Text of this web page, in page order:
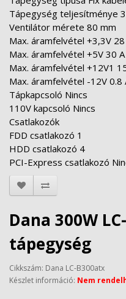
Tápegység teljesítménye
Ventilátor mérete 80 mm
Max. áramfelvétel +3,3V 28
Max. áramfelvétel +5V 30 A
Max. áramfelvétel +12V1
Max. áramfelvétel -12V 0.8
Tápkapcsoló Nincs
110V kapcsoló Nincs
Csatlakozók
FDD csatlakozó 1
HDD csatlakozó 4
PCI-Express csatlakozó
Dana 300W
tápegység
Cikkszám: Dana LC-B300atx
Készlet információ: Nem